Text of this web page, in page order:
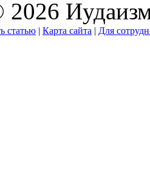
2026
статью | Карта сайта | Для